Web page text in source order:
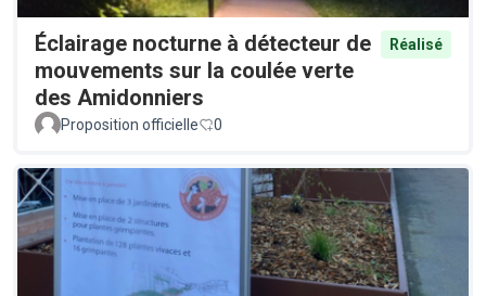
Éclairage nocturne à détecteur de
mouvements sur la coulée verte
des Amidonniers
Réalisé
Proposition officielle 0